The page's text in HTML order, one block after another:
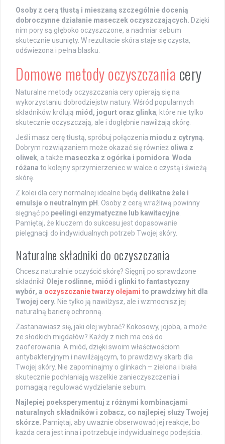
Osoby z cerą tłustą i mieszaną szczególnie docenią
dobroczynne działanie maseczek oczyszczających. Dzięki
nim pory są głęboko oczyszczone, a nadmiar sebum
skutecznie usunięty. W rezultacie skóra staje się czysta,
odświeżona i pełna blasku.
Domowe metody oczyszczania cery
Naturalne metody oczyszczania cery opierają się na
wykorzystaniu dobrodziejstw natury. Wśród popularnych
składników królują miód, jogurt oraz glinka, które nie tylko
skutecznie oczyszczają, ale i dogłębnie nawilżają skórę.
Jeśli masz cerę tłustą, spróbuj połączenia miodu z cytryną.
Dobrym rozwiązaniem może okazać się również oliwa z
oliwek, a także maseczka z ogórka i pomidora. Woda
różana to kolejny sprzymierzeniec w walce o czystą i świeżą
skórę.
Z kolei dla cery normalnej idealne będą delikatne żele i
emulsje o neutralnym pH . Osoby z cerą wrażliwą powinny
sięgnąć po peelingi enzymatyczne lub kawitacyjne.
Pamiętaj, że kluczem do sukcesu jest dopasowanie
pielęgnacji do indywidualnych potrzeb Twojej skóry.
Naturalne składniki do oczyszczania
Chcesz naturalnie oczyścić skórę? Sięgnij po sprawdzone
składniki! Oleje roślinne, miód i glinki to fantastyczny
wybór, a oczyszczanie twarzy olejami to prawdziwy hit dla
Twojej cery. Nie tylko ją nawilżysz, ale i wzmocnisz jej
naturalną barierę ochronną.
Zastanawiasz się, jaki olej wybrać? Kokosowy, jojoba, a może
ze słodkich migdałów? Każdy z nich ma coś do
zaoferowania. A miód, dzięki swoim właściwościom
antybakteryjnym i nawilżającym, to prawdziwy skarb dla
Twojej skóry. Nie zapominajmy o glinkach – zielona i biała
skutecznie pochłaniają wszelkie zanieczyszczenia i
pomagają regulować wydzielanie sebum.
Najlepiej poeksperymentuj z różnymi kombinacjami
naturalnych składników i zobacz, co najlepiej służy Twojej
skórze. Pamiętaj, aby uważnie obserwować jej reakcje, bo
każda cera jest inna i potrzebuje indywidualnego podejścia.